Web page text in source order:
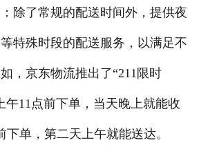
除了常规的配送时间外，提供夜
特殊时段的配送服务，以满足不
，京东物流推出了“211限时
午11点前下单，当天晚上就能收
单，第二天上午就能送达。